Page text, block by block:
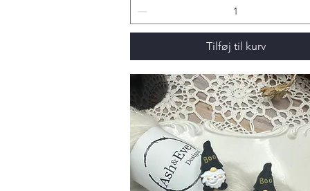
Tilføj til kurv